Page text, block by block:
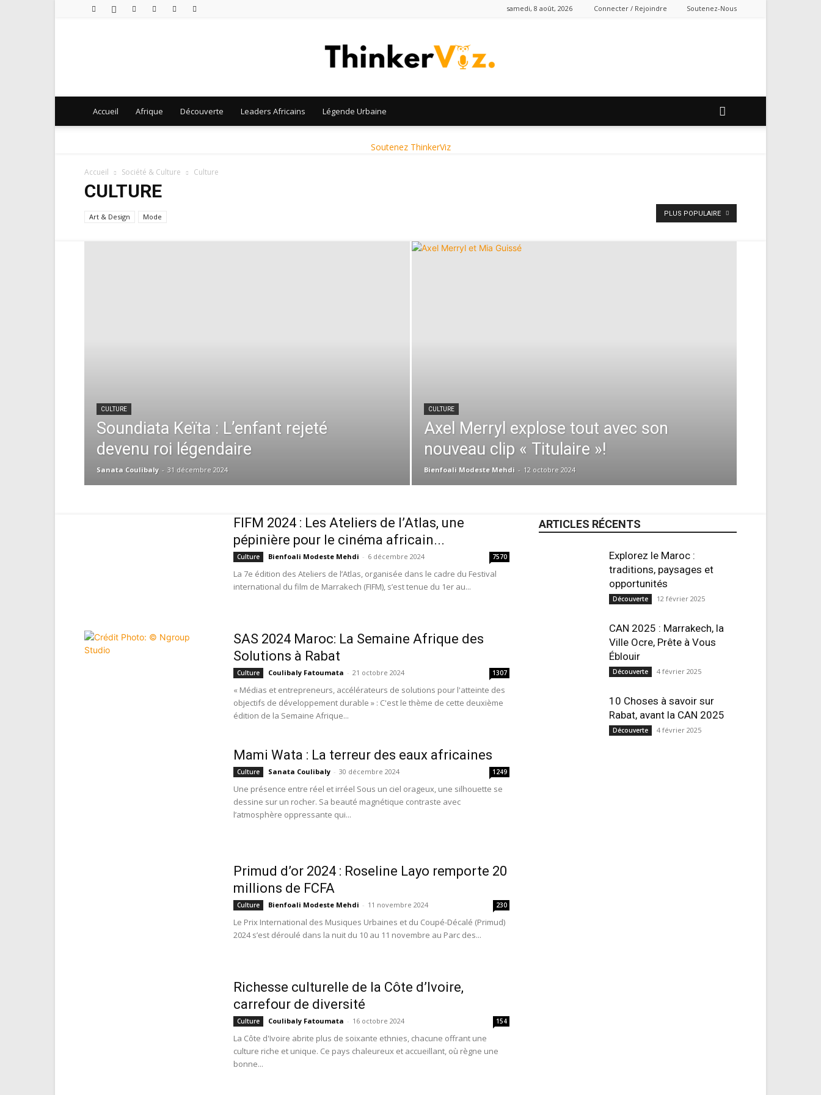
samedi, 8 août, 2026 Connecter / Rejoindre Soutenez-Nous
ThinkerViz
Accueil Afrique Découverte Leaders Africains Légende Urbaine
Soutenez ThinkerViz
Accueil Société & Culture Culture
CULTURE
Art & Design Mode PLUS POPULAIRE
CULTURE
Soundiata Keïta : L’enfant rejeté
devenu roi légendaire
Sanata Coulibaly - 31 décembre 2024
CULTURE
Axel Merryl explose tout avec son
nouveau clip « Titulaire »!
Bienfoali Modeste Mehdi - 12 octobre 2024
FIFM 2024 : Les Ateliers de l’Atlas, une
pépinière pour le cinéma africain...
Culture Bienfoali Modeste Mehdi - 6 décembre 2024 7570
La 7e édition des Ateliers de l’Atlas, organisée dans le cadre du Festival
international du film de Marrakech (FIFM), s’est tenue du 1er au...
SAS 2024 Maroc: La Semaine Afrique des
Solutions à Rabat
Culture Coulibaly Fatoumata - 21 octobre 2024 1307
« Médias et entrepreneurs, accélérateurs de solutions pour l'atteinte des
objectifs de développement durable » : C'est le thème de cette deuxième
édition de la Semaine Afrique...
Mami Wata : La terreur des eaux africaines
Culture Sanata Coulibaly - 30 décembre 2024 1249
Une présence entre réel et irréel Sous un ciel orageux, une silhouette se
dessine sur un rocher. Sa beauté magnétique contraste avec
l’atmosphère oppressante qui...
Primud d’or 2024 : Roseline Layo remporte 20
millions de FCFA
Culture Bienfoali Modeste Mehdi - 11 novembre 2024 230
Le Prix International des Musiques Urbaines et du Coupé-Décalé (Primud)
2024 s’est déroulé dans la nuit du 10 au 11 novembre au Parc des...
Richesse culturelle de la Côte d’Ivoire,
carrefour de diversité
Culture Coulibaly Fatoumata - 16 octobre 2024 154
La Côte d'Ivoire abrite plus de soixante ethnies, chacune offrant une
culture riche et unique. Ce pays chaleureux et accueillant, où règne une
bonne...
ARTICLES RÉCENTS
Explorez le Maroc :
traditions, paysages et
opportunités
Découverte 12 février 2025
CAN 2025 : Marrakech, la
Ville Ocre, Prête à Vous
Éblouir
Découverte 4 février 2025
10 Choses à savoir sur
Rabat, avant la CAN 2025
Découverte 4 février 2025